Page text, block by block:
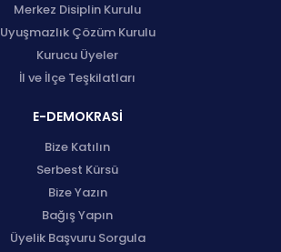
Merkez Disiplin Kurulu
Uyuşmazlık Çözüm Kurulu
Kurucu Üyeler
İl ve İlçe Teşkilatları
E-DEMOKRASİ
Bize Katılın
Serbest Kürsü
Bize Yazın
Bağış Yapın
Üyelik Başvuru Sorgula